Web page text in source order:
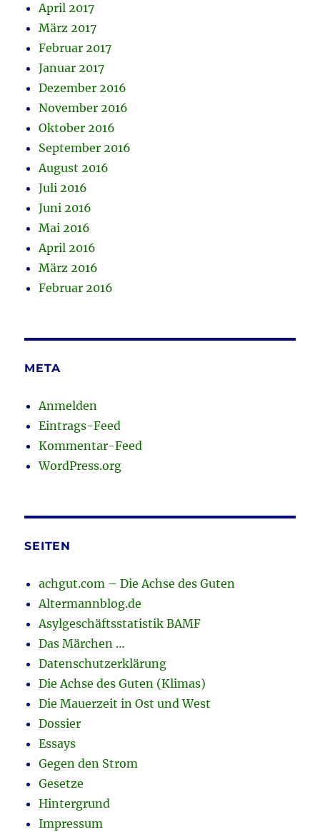
April 2017
März 2017
Februar 2017
Januar 2017
Dezember 2016
November 2016
Oktober 2016
September 2016
August 2016
Juli 2016
Juni 2016
Mai 2016
April 2016
März 2016
Februar 2016
META
Anmelden
Eintrags-Feed
Kommentar-Feed
WordPress.org
SEITEN
achgut.com – Die Achse des Guten
Altermannblog.de
Asylgeschäftsstatistik BAMF
Das Märchen …
Datenschutzerklärung
Die Achse des Guten (Klimas)
Die Mauerzeit in Ost und West
Dossier
Essays
Gegen den Strom
Gesetze
Hintergrund
Impressum